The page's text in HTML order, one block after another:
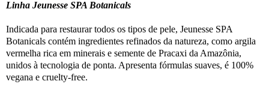
Linha Jeunesse SPA Botanicals
Indicada para restaurar todos os tipos de pele, Jeunesse SPA
Botanicals contém ingredientes refinados da natureza, como argila
vermelha rica em minerais e semente de Pracaxi da Amazônia,
unidos à tecnologia de ponta. Apresenta fórmulas suaves, é 100%
vegana e cruelty-free.